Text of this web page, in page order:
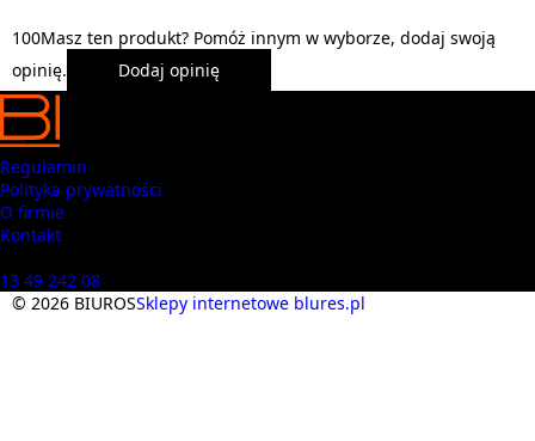
100Masz ten produkt? Pomóż innym w wyborze, dodaj swoją
opinię.
Dodaj opinię
Regulamin
Polityka prywatności
O firmie
Kontakt
13 49 242 08
© 2026 BIUROSSklepy internetowe blures.pl